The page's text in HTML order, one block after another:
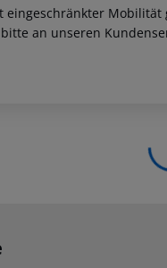
eingeschränkter
an unseren